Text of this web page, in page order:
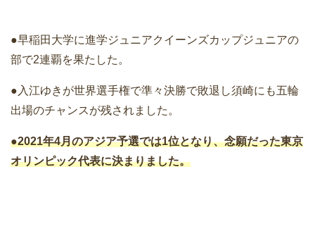
●早稲田大学に進学ジュニアクイーンズカップジュニアの
部で2連覇を果たした。
●入江ゆきが世界選手権で準々決勝で敗退し須崎にも五輪
出場のチャンスが残されました。
●2021年4月のアジア予選では1位となり、念願だった東京
オリンピック代表に決まりました。